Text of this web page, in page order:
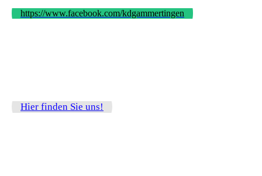
https://www.facebook.com/kdgammertingen
Hier finden Sie uns!